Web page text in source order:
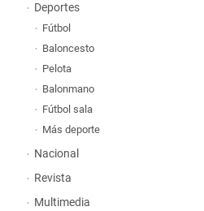
Deportes
Fútbol
Baloncesto
Pelota
Balonmano
Fútbol sala
Más deporte
Nacional
Revista
Multimedia